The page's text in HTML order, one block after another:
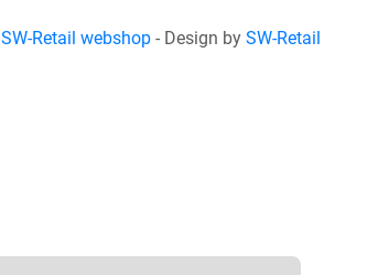
SW-Retail webshop- Design by SW-Retail